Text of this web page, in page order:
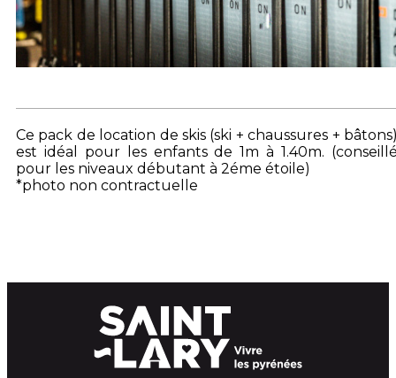
Ce pack de location de skis (ski + chaussures +
est idéal pour les enfants de 1m à 1.40m.
pour les niveaux débutant à 2éme étoile)
*photo non contractuelle